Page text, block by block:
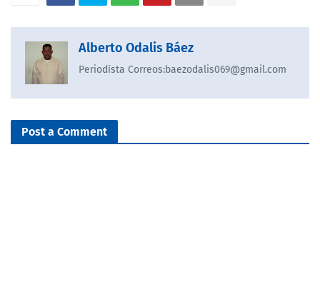
Alberto Odalis Báez
Periodísta Correos:baezodalis069@gmail.com
Post a Comment